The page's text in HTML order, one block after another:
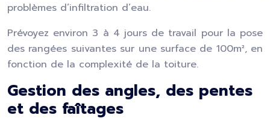
problèmes d’infiltration d’eau.
Prévoyez environ 3 à 4 jours de travail pour la pose
des rangées suivantes sur une surface de 100m², en
fonction de la complexité de la toiture.
Gestion des angles, des pentes
et des faîtages